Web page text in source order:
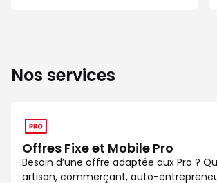
Nos services
Offres Fixe et Mobile Pro
Besoin d’une offre adaptée aux Pro ?
artisan, commerçant, auto-